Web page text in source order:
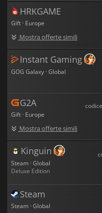
Grazie all'intricata
avvincenti e alla profondità
un'esperienza di gioco di
nessun'altra. Ogni
contribuiscono a creare un
reagisce alle vostre scelte.
indimenticabile in cui il
destino di Baldur's Gate è in
HRKGAME
Gift · Europe
Mostra offerte simili
Instant Gaming
GOG Galaxy · Global
G2A
Gift · Europe
Mostra offerte simili
Kinguin
Steam · Global
Deluxe Edition
Steam
Steam · Global